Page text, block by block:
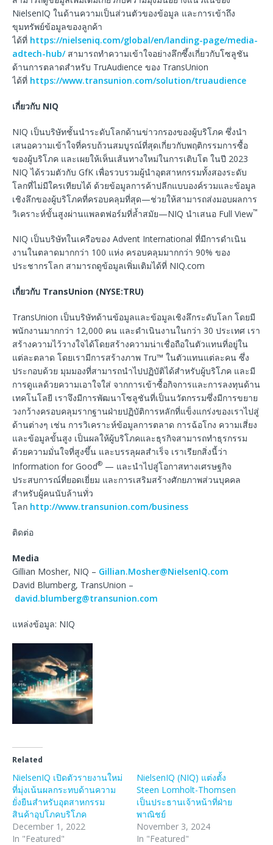
NielsenIQ ในด้านความเป็นส่วนตัวของข้อมูล และการเข้าถึง
ขุมทรัพย์ข้อมูลของลูกค้า
ได้ที่ https://nielseniq.com/global/en/landing-page/media-
adtech-hub/สามารถทำความเข้าใจอย่างลึกซึ้งเกี่ยวกับโซลูชัน
ด้านการตลาดสำหรับ TruAudience ของ TransUnion
ได้ที่ https://www.transunion.com/solution/truaudience
เกี่ยวกับ NIQ
NIQ เป็นบริษัทชั้นนำระดับโลกด้านข่าวกรองของผู้บริโภค ซึ่งนำ
เสนอความเข้าใจที่ครบถ้วนสมบูรณ์ที่สุดเกี่ยวกับพฤติกรรมการซื้อ
ของผู้บริโภค และเผยให้เห็นเส้นทางใหม่ในการเติบโต ในปี 2023
NIQ ได้รวมตัวกับ GfK เพื่อรวบรวมผู้นำอุตสาหกรรมทั้งสองระดับ
โลกที่ไม่มีใครเทียบได้ ด้วยข้อมูลการค้าปลีกแบบองค์รวมและข้อมูล
เชิงลึกของผู้บริโภคที่ครอบคลุมที่สุด—ช่วยให้สามารถส่งมอบผลการ
วิเคราะห์ขั้นสูงผ่านแพลตฟอร์มที่ล้ำสมัย—NIQ นำเสนอ Full View™
NIQ เป็นบริษัทในเครือของ Advent International ที่มีการดำเนิน
งานในตลาดมากกว่า 100 แห่ง ครอบคลุมมากกว่า 90% ของ
ประชากรโลก สามารถดูข้อมูลเพิ่มเติมได้ที่ NIQ.com
เกี่ยวกับ TransUnion (NYSE:TRU)
TransUnion เป็นบริษัทด้านข้อมูลและข้อมูลเชิงลึกระดับโลก โดยมี
พนักงานมากกว่า 12,000 คน และดำเนินงานในกว่า 30 ประเทศ เรา
สร้างความไว้วางใจได้โดยสร้างความน่าเชื่อถือในตัวแทนที่อยู่ใน
แต่ละตลาด โดยเรามีการสร้างภาพ Tru™ ในตัวแทนแต่ละคน ซึ่ง
ประกอบด้วย มุมมองที่สามารถนำไปปฏิบัติได้สำหรับผู้บริโภค และมี
การดูแลด้วยความเอาใจใส่ จากการเข้าซื้อกิจการและการลงทุนด้าน
เทคโนโลยี เราจึงมีการพัฒนาโซลูชันที่เป็นนวัตกรรมซึ่งมีการขยาย
วงกว้างครอบคลุมรากฐานฝ่ายปฏิบัติการหลักที่แข็งแกร่งของเราไปสู่
ด้านต่างๆ เช่น การวิเคราะห์ข้อมูลการตลาด การฉ้อโกง ความเสี่ยง
และข้อมูลขั้นสูง เป็นผลให้ผู้บริโภคและธุรกิจสามารถทำธุรกรรม
ด้วยความมั่นใจที่สูงขึ้น และบรรลุผลสำเร็จ เราเรียกสิ่งนี้ว่า
Information for Good® — และนำไปสู่โอกาสทางเศรษฐกิจ
ประสบการณ์ที่ยอดเยี่ยม และการเสริมสร้างศักยภาพส่วนบุคคล
สำหรับผู้คนนับล้านทั่ว
โลก http://www.transunion.com/business
ติดต่อ
Media
Gillian Mosher, NIQ – Gillian.Mosher@NielsenIQ.com
David Blumberg, TransUnion –
david.blumberg@transunion.com
แหล่งข้อมูล: NIQ
Related
NielsenIQ เปิดตัวรายงานใหม่
ที่มุ่งเน้นผลกระทบด้านความ
ยั่งยืนสำหรับอุตสาหกรรม
สินค้าอุปโภคบริโภค
December 1, 2022
In "Featured"
NielsenIQ (NIQ) แต่งตั้ง
Steen Lomholt-Thomsen
เป็นประธานเจ้าหน้าที่ฝ่าย
พาณิชย์
November 3, 2024
In "Featured"